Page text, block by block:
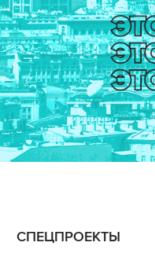
СПЕЦПРОЕКТЫ